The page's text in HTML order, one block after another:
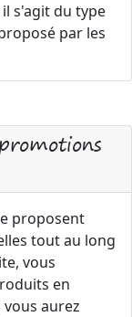
s'agit du type
par les
proposent
tout au long
vous
en
aurez